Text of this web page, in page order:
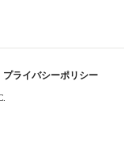
プライバシーポリシー